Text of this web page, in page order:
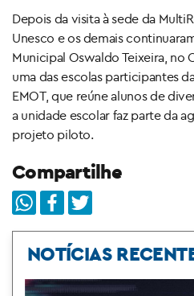
Depois da visita à sede da
Unesco e os demais
Municipal Oswaldo Teixeira, no
uma das escolas participantes
EMOT, que reúne alunos de
a unidade escolar faz parte da
projeto piloto.
Compartilhe
NOTÍCIAS